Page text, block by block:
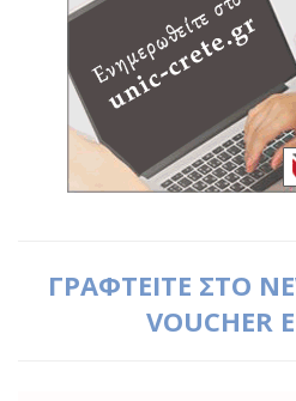
ΓΡΑΦΤΕΙΤΕ ΣΤΟ
VOUCHER